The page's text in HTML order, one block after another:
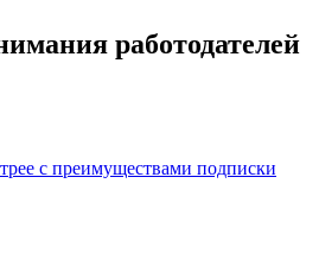
работодателей
с преимуществами подписки